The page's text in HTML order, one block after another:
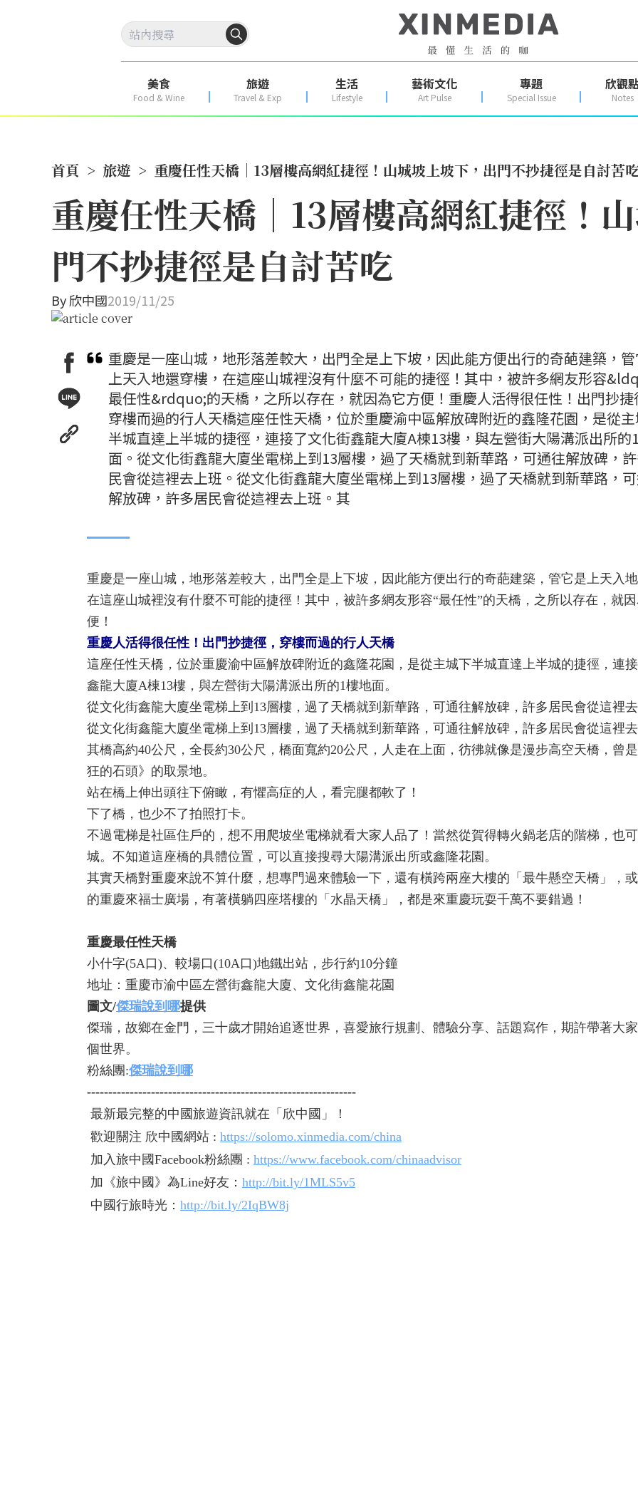
美食
Food & Wine
旅遊
Travel & Exp
生活
Lifestyle
藝術文化
Art Pulse
專題
Special Issue
欣觀
Notes
首頁 > 旅遊 > 重慶任性天橋│13層樓高網紅捷徑！山城坡上坡下，出門不抄捷徑是自討苦
重慶任性天橋│13層樓高網紅捷徑！
門不抄捷徑是自討苦吃
By欣中國2019/11/25
重慶是一座山城，地形落差較大，出門全是上下坡，因此能方便出行的奇葩建築，
上天入地還穿樓，在這座山城裡沒有什麼不可能的捷徑！其中，被許多網友形容
最任性&rdquo;的天橋，之所以存在，就因為它方便！重慶人活得很任性！出門抄捷
穿樓而過的行人天橋這座任性天橋，位於重慶渝中區解放碑附近的鑫隆花園，是從
半城直達上半城的捷徑，連接了文化街鑫龍大廈A棟13樓，與左營街大陽溝派出所的
面。從文化街鑫龍大廈坐電梯上到13層樓，過了天橋就到新華路，可通往解放碑，
民會從這裡去上班。從文化街鑫龍大廈坐電梯上到13層樓，過了天橋就到新華路，
解放碑，許多居民會從這裡去上班。其
重慶是一座山城，地形落差較大，出門全是上下坡，因此能方便出行的奇葩建築，管它是上天入
在這座山城裡沒有什麼不可能的捷徑！其中，被許多網友形容“最任性”的天橋，之所以存在，就
便！
重慶人活得很任性！出門抄捷徑，穿樓而過的行人天橋
這座任性天橋，位於重慶渝中區解放碑附近的鑫隆花園，是從主城下半城直達上半城的捷徑，連
鑫龍大廈A棟13樓，與左營街大陽溝派出所的1樓地面。
從文化街鑫龍大廈坐電梯上到13層樓，過了天橋就到新華路，可通往解放碑，許多居民會從這裡
從文化街鑫龍大廈坐電梯上到13層樓，過了天橋就到新華路，可通往解放碑，許多居民會從這裡
其橋高約40公尺，全長約30公尺，橋面寬約20公尺，人走在上面，彷彿就像是漫步高空天橋，曾
狂的石頭》的取景地。
站在橋上伸出頭往下俯瞰，有懼高症的人，看完腿都軟了！
下了橋，也少不了拍照打卡。
不過電梯是社區住戶的，想不用爬坡坐電梯就看大家人品了！當然從賀得轉火鍋老店的階梯，也
城。不知道這座橋的具體位置，可以直接搜尋大陽溝派出所或鑫隆花園。
其實天橋對重慶來說不算什麼，想專門過來體驗一下，還有橫跨兩座大樓的「最牛懸空天橋」，
的重慶來福士廣場，有著橫躺四座塔樓的「水晶天橋」，都是來重慶玩耍千萬不要錯過！
重慶最任性天橋
小什字(5A口)、較場口(10A口)地鐵出站，步行約10分鐘
地址：重慶市渝中區左營街鑫龍大廈、文化街鑫龍花園
圖文/傑瑞說到哪提供
傑瑞，故鄉在金門，三十歲才開始追逐世界，喜愛旅行規劃、體驗分享、話題寫作，期許帶著大
個世界。
粉絲團:傑瑞說到哪
---------------------------------------------------------------
最新最完整的中國旅遊資訊就在「欣中國」！
歡迎關注 欣中國網站 : https://solomo.xinmedia.com/china
加入旅中國Facebook粉絲團 : https://www.facebook.com/chinaadvisor
加《旅中國》為Line好友： http://bit.ly/1MLS5v5
中國行旅時光： http://bit.ly/2IqBW8j